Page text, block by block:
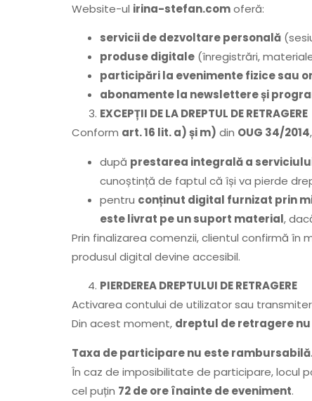
Website-ul irina-stefan.comoferă:
servicii de dezvoltare personală
produse digitale (înregistrări,
participări la evenimente fizice sau
abonamente la newslettere și
EXCEPȚII DE LA DREPTUL DE RETRAGERE
Conform art. 16 lit. a) și m) din OUG 34/2014,
după prestarea integrală a
cunoștință de faptul că își va pierde
pentru conținut digital furnizat prin
este livrat pe un suport material,
Prin finalizarea comenzii, clientul confirmă în
produsul digital devine accesibil.
PIERDEREA DREPTULUI DE RETRAGERE
Activarea contului de utilizator sau
Din acest moment, dreptul de retragere
Taxa de participare nu este
În caz de imposibilitate de participare, locul
cel puțin 72 de ore înainte de eveniment.